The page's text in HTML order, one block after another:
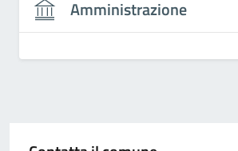
Amministrazione